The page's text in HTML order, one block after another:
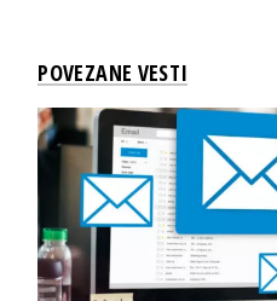
POVEZANE VESTI